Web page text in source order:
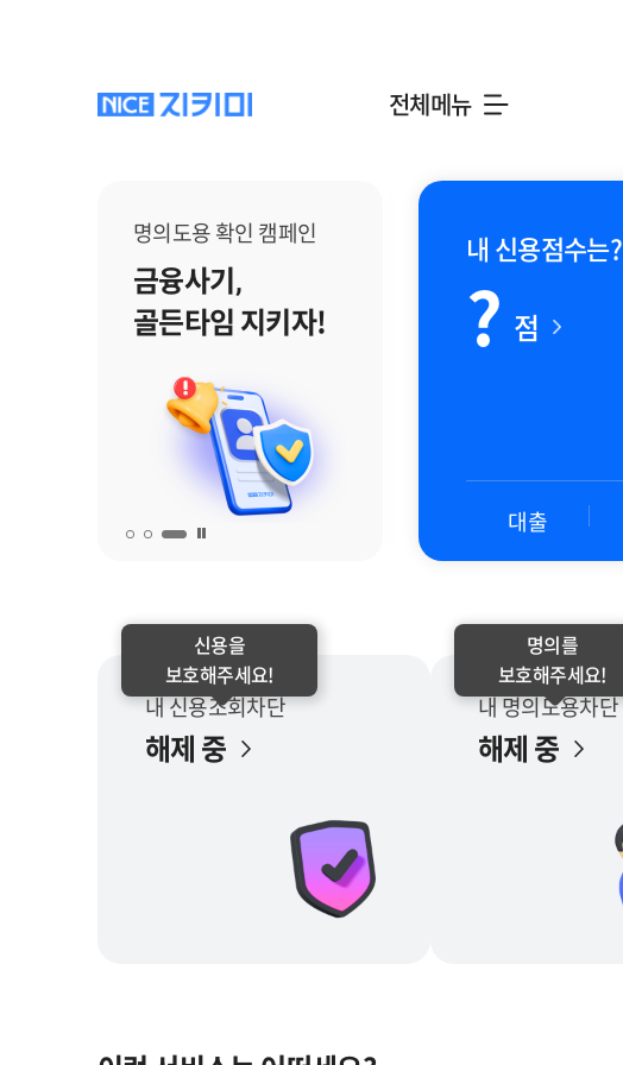
전체메뉴
명의도용 확인 캠페인
금융사기,
골든타임 지키자!
배너 일시 정지
무안정등급은?
나이스지키미 독점 공개
내 신용점수는?
? 점
대출
신용을
보호해주세요!
내 신용조회차단
해제 중
명의를
보호해주세요!
내 명의도용차단
해제 중